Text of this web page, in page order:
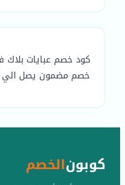
خصم مضمون يصل الي 20٪
كوبونالخصم